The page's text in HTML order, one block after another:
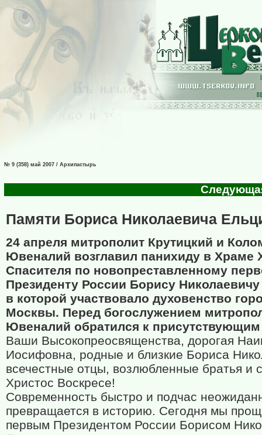
№ 9 (358) май 2007 / Архипастырь
Памяти Бориса Николаевича
24 апреля митрополит Крутицкий и
Ювеналий возглавил панихиду в Храме
Спасителя по новопреставленному
Президенту России Борису
в которой участвовало духовенство
Москвы. Перед богослужением
Ювеналий обратился к
Ваши Высокопреосвященства, дорогая
Иосифовна, родные и близкие Бориса
всечестные отцы, возлюбленные братья и
Христос Воскресе!
Современность быстро и подчас
превращается в историю. Сегодня мы
первым Президентом России Борисом